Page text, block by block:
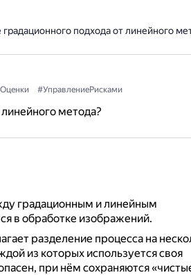
подхода от линейного
#УправлениеРисками
метода?
градационным и линейным
в обработке изображений.
разделение процесса на
из которых используется своя
при нём сохраняются